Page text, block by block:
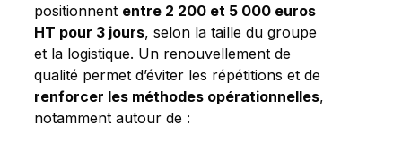
positionnent entre 2 200 et 5 000 euros
HT pour 3 jours, selon la taille du groupe
et la logistique. Un renouvellement de
qualité permet d’éviter les répétitions et de
renforcer les méthodes opérationnelles,
notamment autour de :